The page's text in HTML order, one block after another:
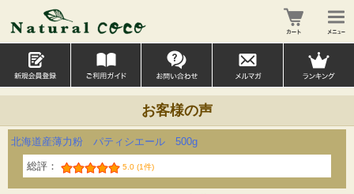
お客様の声
北海道産薄力粉 パティシエール 500g
総評： 5.0 (1件)